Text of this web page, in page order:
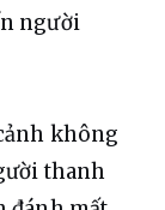
người
không
thanh